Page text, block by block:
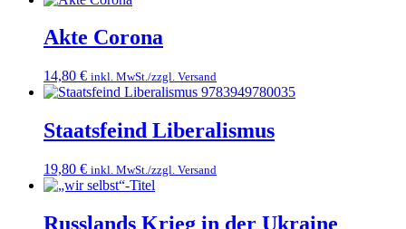
Akte Corona
14,80 € inkl. MwSt./zzgl. Versand
Staatsfeind Liberalismus
19,80 € inkl. MwSt./zzgl. Versand
Russlands Krieg in der Ukraine